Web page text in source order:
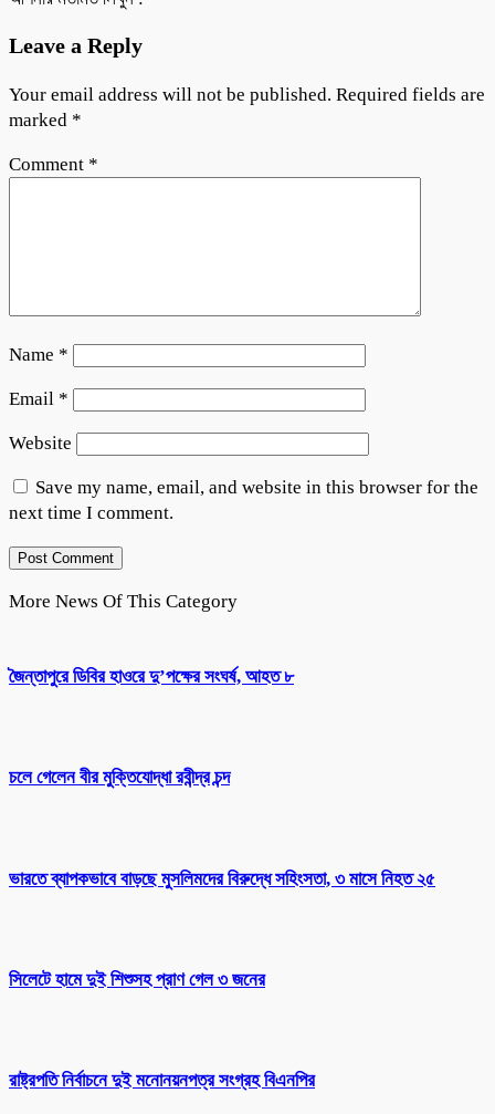
Leave a Reply
Your email address will not be published. Required fields are
marked *
Comment *
Name *
Email *
Website
Save my name, email, and website in this browser for the
next time I comment.
More News Of This Category
জৈন্তাপুরে ডিবির হাওরে দু’পক্ষের সংঘর্ষ, আহত ৮
চলে গেলেন বীর মুক্তিযোদ্ধা রবীন্দ্র চন্দ
ভারতে ব্যাপকভাবে বাড়ছে মুসলিমদের বিরুদ্ধে সহিংসতা, ৩ মাসে নিহত ২৫
সিলেটে হামে দুই শিশুসহ প্রাণ গেল ৩ জনের
রাষ্ট্রপতি নির্বাচনে দুই মনোনয়নপত্র সংগ্রহ বিএনপির